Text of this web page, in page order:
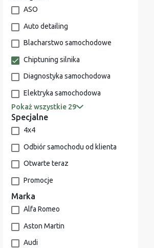
ASO
Auto detailing
Blacharstwo samochodowe
Chiptuning silnika
Diagnostyka samochodowa
Elektryka samochodowa
Pokaż wszystkie 29
Specjalne
4x4
Odbiór samochodu od klienta
Otwarte teraz
Promocje
Marka
Alfa Romeo
Aston Martin
Audi